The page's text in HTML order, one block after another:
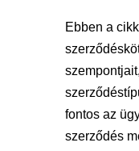
Ebben a
fontos az
szerződés